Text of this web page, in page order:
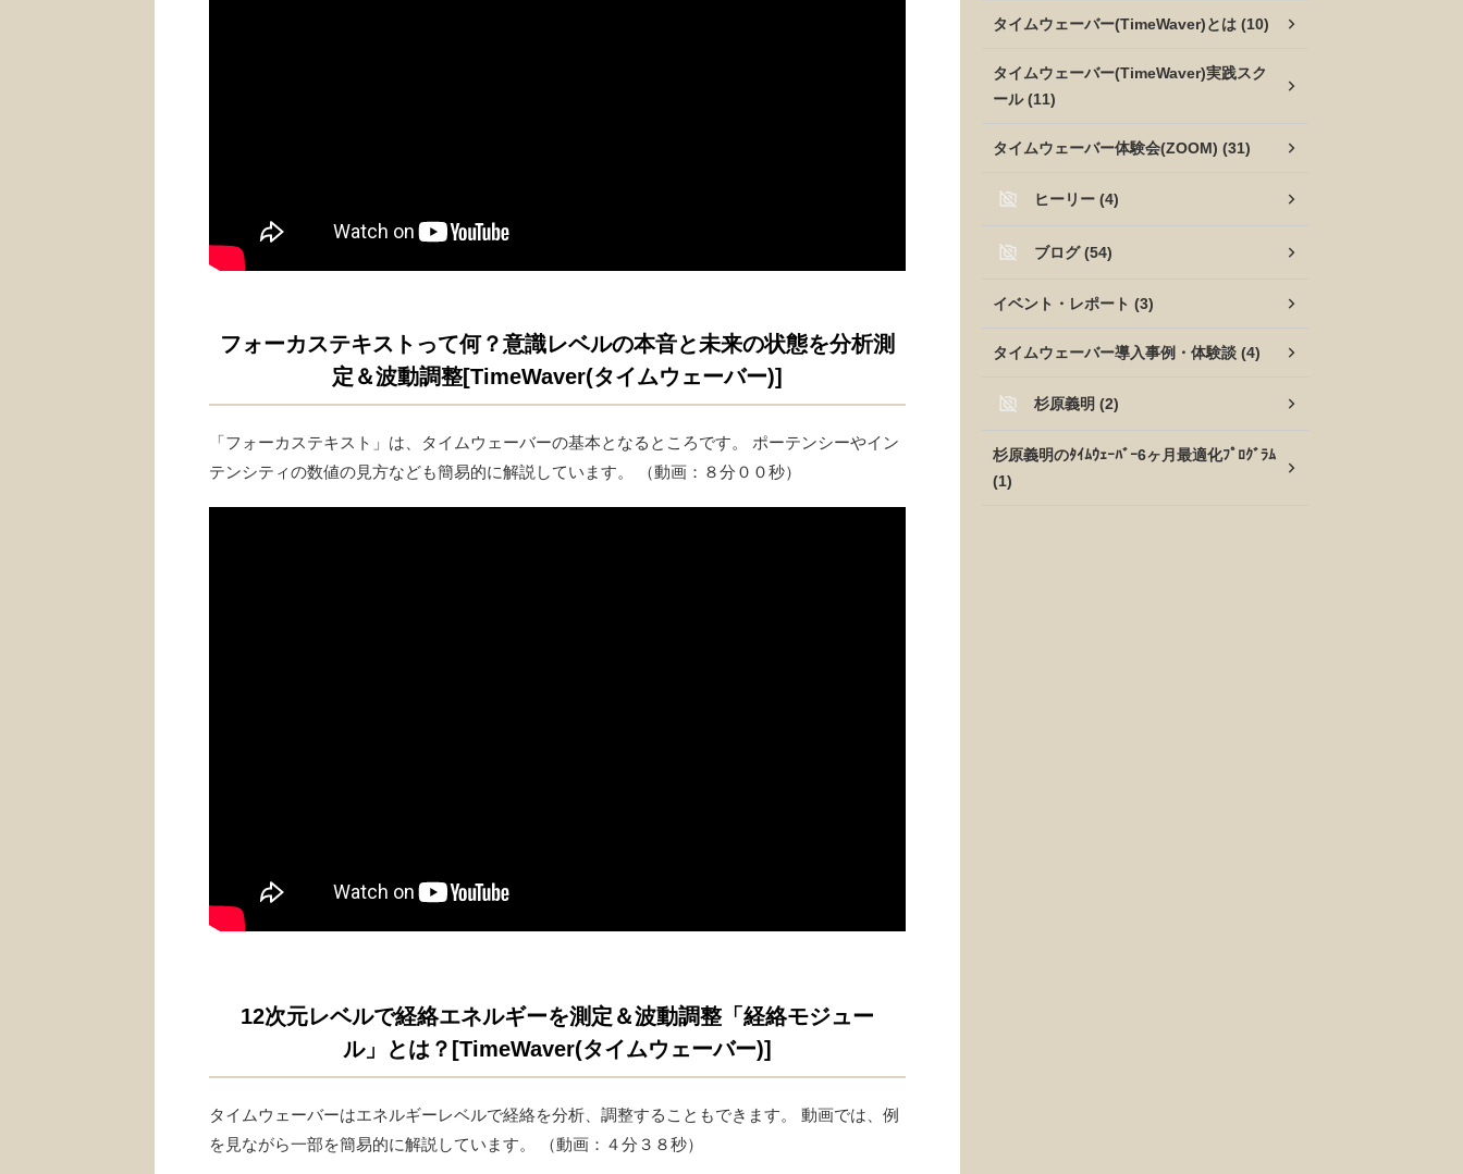
フォーカステキストって何？意識レベルの本音と未来の状態を分析測
定＆波動調整[TimeWaver(タイムウェーバー)]
「フォーカステキスト」は、タイムウェーバーの基本となるところです。 ポーテンシーやイン
テンシティの数値の見方なども簡易的に解説しています。 （動画：８分００秒）
12次元レベルで経絡エネルギーを測定＆波動調整「経絡モジュー
ル」とは？[TimeWaver(タイムウェーバー)]
タイムウェーバーはエネルギーレベルで経絡を分析、調整することもできます。 動画では、例
を見ながら一部を簡易的に解説しています。 （動画：４分３８秒）
タイムウェーバー(TimeWaver)とは (10)
タイムウェーバー(TimeWaver)実践スク
ール (11)
タイムウェーバー体験会(ZOOM) (31)
ヒーリー (4)
ブログ (54)
イベント・レポート (3)
タイムウェーバー導入事例・体験談 (4)
杉原義明 (2)
杉原義明のﾀｲﾑｳｪｰﾊﾞｰ6ヶ月最適化ﾌﾟﾛｸﾞﾗﾑ
(1)